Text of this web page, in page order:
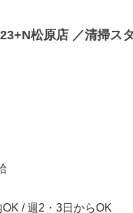
松原店 ／清掃ス
/ 週2・3日からOK